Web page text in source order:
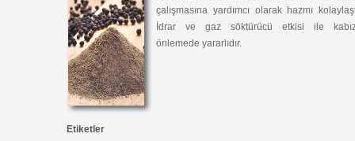
çalışmasına yardımcı olarak hazmı
İdrar ve gaz söktürücü etkisi ile
önlemede yararlıdır.
Etiketler